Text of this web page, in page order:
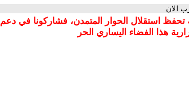
الان
تحفظ استقلال الحوار المتمدن، فشاركونا في دعم
هذا الفضاء اليساري الحر